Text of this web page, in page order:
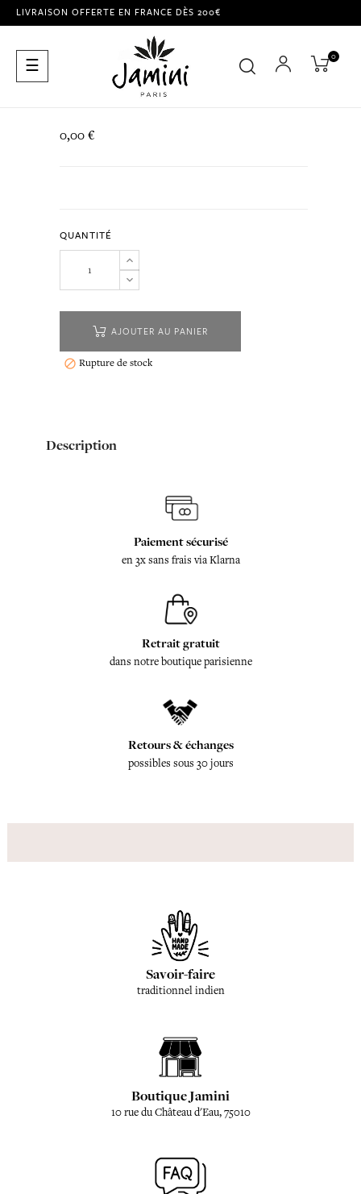
LIVRAISON OFFERTE EN FRANCE DÈS 200€
Basculer
la
☰ 0
0,00 €
QUANTITÉ
AJOUTER AU PANIER
 Rupture de stock
Description
Paiement sécurisé
en 3x sans frais via Klarna
Retrait gratuit
dans notre boutique parisienne
Retours & échanges
possibles sous 30 jours
Savoir-faire
traditionnel indien
Boutique Jamini
10 rue du Château d'Eau, 75010